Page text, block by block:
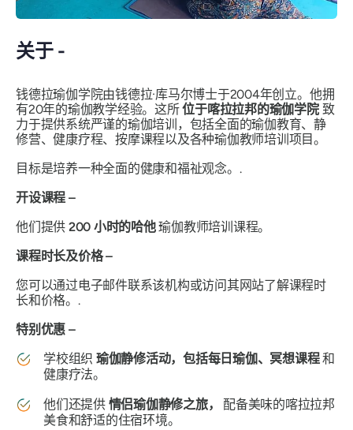
关于 -
钱德拉瑜伽学院由钱德拉·库马尔博士于2004年创立。他拥
有20年的瑜伽教学经验。这所位于喀拉拉邦的瑜伽学院致
力于提供系统严谨的瑜伽培训，包括全面的瑜伽教育、静
修营、健康疗程、按摩课程以及各种瑜伽教师培训项目。
目标是培养一种全面的健康和福祉观念。.
开设课程 –
他们提供 200 小时的哈他瑜伽教师培训课程。
课程时长及价格 –
您可以通过电子邮件联系该机构或访问其网站了解课程时
长和价格。.
特别优惠 –
学校组织 瑜伽静修活动，包括每日瑜伽、冥想课程和
健康疗法。
他们还提供 情侣瑜伽静修之旅，
配备美味的喀拉拉邦
美食和舒适的住宿环境。